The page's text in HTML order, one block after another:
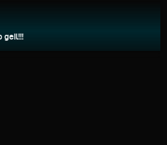
geil!!!